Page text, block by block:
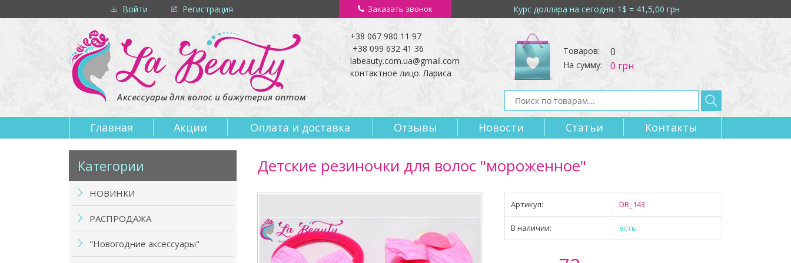
Войти Регистрация Заказать звонок Курс доллара на сегодня: 1$ = 41,5,00 грн
+38 067 980 11 97
+38 099 632 41 36
labeauty.com.ua@gmail.com
контактное лицо: Лариса
Товаров: 0
На сумму: 0 грн
Главная Акции Оплата и доставка Отзывы Новости Статьи Контакты
Категории
НОВИНКИ
РАСПРОДАЖА
"Новогодние аксессуары"
Детские резиночки для волос "мороженное"
Артикул: DR_143
В наличии: есть